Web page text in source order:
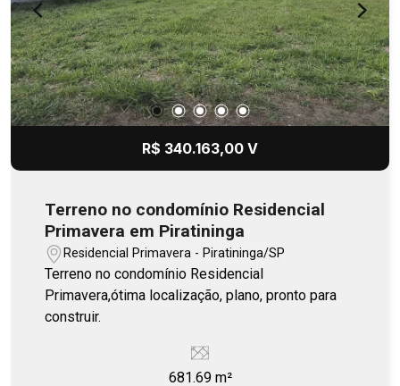
R$ 340.163,00 V
Terreno no condomínio Residencial
Primavera em Piratininga
Residencial Primavera - Piratininga/SP
Terreno no condomínio Residencial
Primavera,ótima localização, plano, pronto para
construir.
681.69 m²